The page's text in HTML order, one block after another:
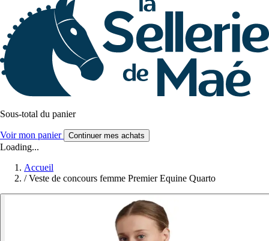
Sous-total du panier
Voir mon panier Continuer mes achats
Loading...
Accueil
/ Veste de concours femme Premier Equine Quarto